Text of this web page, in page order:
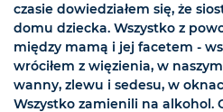
czasie dowiedziałem się, że
domu dziecka. Wszystko z
między mamą i jej facetem -
wróciłem z więzienia, w
wanny, zlewu i sedesu, w
Wszystko zamienili na alkohol.